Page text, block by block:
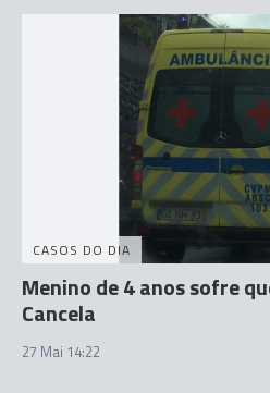
CASOS DO DIA
Menino de 4 anos sofre
Cancela
27 Mai 14:22